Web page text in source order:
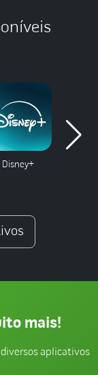
Disney+
mais!
aplicativos